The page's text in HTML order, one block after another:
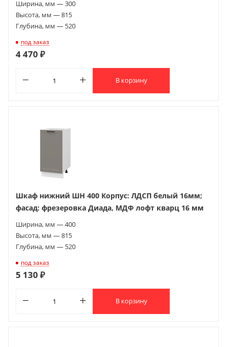
Ширина, мм — 300
Высота, мм — 815
Глубина, мм — 520
под заказ
4 470 ₽
В корзину
Шкаф нижний ШН 400 Корпус: ЛДСП белый 16мм;
фасад: фрезеровка Диада, МДФ лофт кварц 16 мм
Ширина, мм — 400
Высота, мм — 815
Глубина, мм — 520
под заказ
5 130 ₽
В корзину